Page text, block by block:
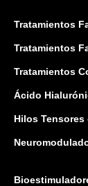
Tratamientos
Tratamientos
Tratamientos
Ácido
Hilos